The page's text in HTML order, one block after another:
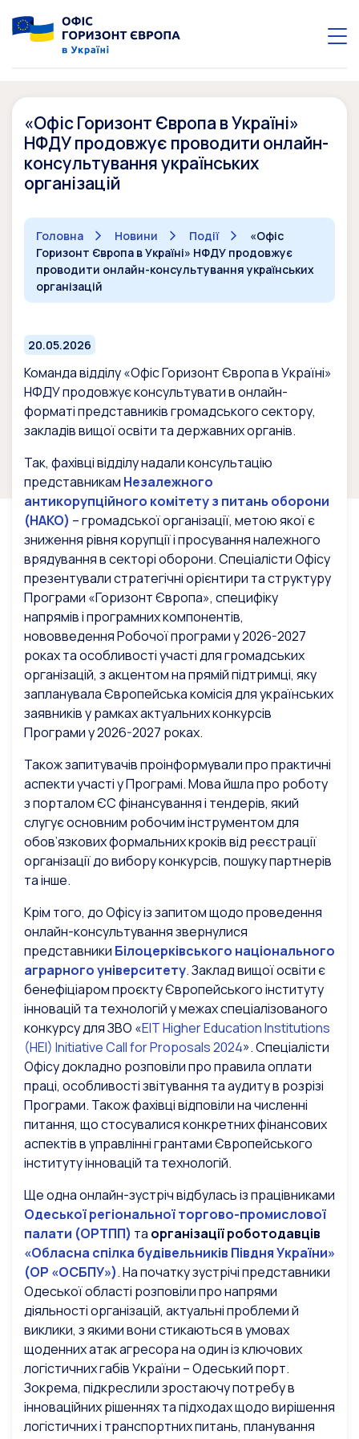
«Офіс Горизонт Європа в Україні»
НФДУ продовжує проводити онлайн-
консультування українських
організацій
Головна Новини Події
«Офіс
Горизонт Європа в Україні» НФДУ продовжує
проводити онлайн-консультування українських
організацій
20.05.2026
Команда відділу «Офіс Горизонт Європа в Україні»
НФДУ продовжує консультувати в онлайн-
форматі представників громадського сектору,
закладів вищої освіти та державних органів.
Так, фахівці відділу надали консультацію
представникам Незалежного
антикорупційного комітету з питань оборони
(НАКО) – громадської організації, метою якої є
зниження рівня корупції і просування належного
врядування в секторі оборони. Спеціалісти Офісу
презентували стратегічні орієнтири та структуру
Програми «Горизонт Європа», специфіку
напрямів і програмних компонентів,
нововведення Робочої програми у 2026-2027
роках та особливості участі для громадських
організацій, з акцентом на прямій підтримці, яку
запланувала Європейська комісія для українських
заявників у рамках актуальних конкурсів
Програми у 2026-2027 роках.
Також запитувачів проінформували про практичні
аспекти участі у Програмі. Мова йшла про роботу
з порталом ЄС фінансування і тендерів, який
слугує основним робочим інструментом для
обов’язкових формальних кроків від реєстрації
організації до вибору конкурсів, пошуку партнерів
та інше.
Крім того, до Офісу із запитом щодо проведення
онлайн-консультування звернулися
представники Білоцерківського національного
аграрного університету. Заклад вищої освіти є
бенефіціаром проєкту Європейського інституту
інновацій та технологій у межах спеціалізованого
конкурсу для ЗВО «EIT Higher Education Institutions
(HEI) Initiative Call for Proposals 2024». Спеціалісти
Офісу докладно розповіли про правила оплати
праці, особливості звітування та аудиту в розрізі
Програми. Також фахівці відповіли на численні
питання, що стосувалися конкретних фінансових
аспектів в управлінні грантами Європейського
інституту інновацій та технологій.
Ще одна онлайн-зустріч відбулась із працівниками
Одеської регіональної торгово-промислової
палати (ОРТПП) та організації роботодавців
«Обласна спілка будівельників Півдня України»
(ОР «ОСБПУ»). На початку зустрічі представники
Одеської області розповіли про напрями
діяльності організацій, актуальні проблеми й
виклики, з якими вони стикаються в умовах
щоденних атак агресора на один із ключових
логістичних габів України – Одеський порт.
Зокрема, підкреслили зростаючу потребу в
інноваційних рішеннях та підходах щодо вирішення
логістичних і транспортних питань, планування